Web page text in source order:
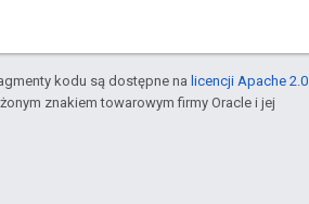
kodu są dostępne na licencji Apache 2.0
znakiem towarowym firmy Oracle i jej